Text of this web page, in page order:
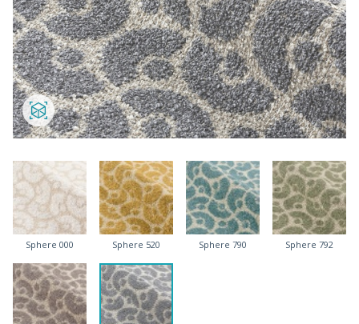
Sphere 000 Sphere 520 Sphere 790 Sphere 792